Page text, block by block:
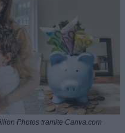
Photos tramite Canva.com